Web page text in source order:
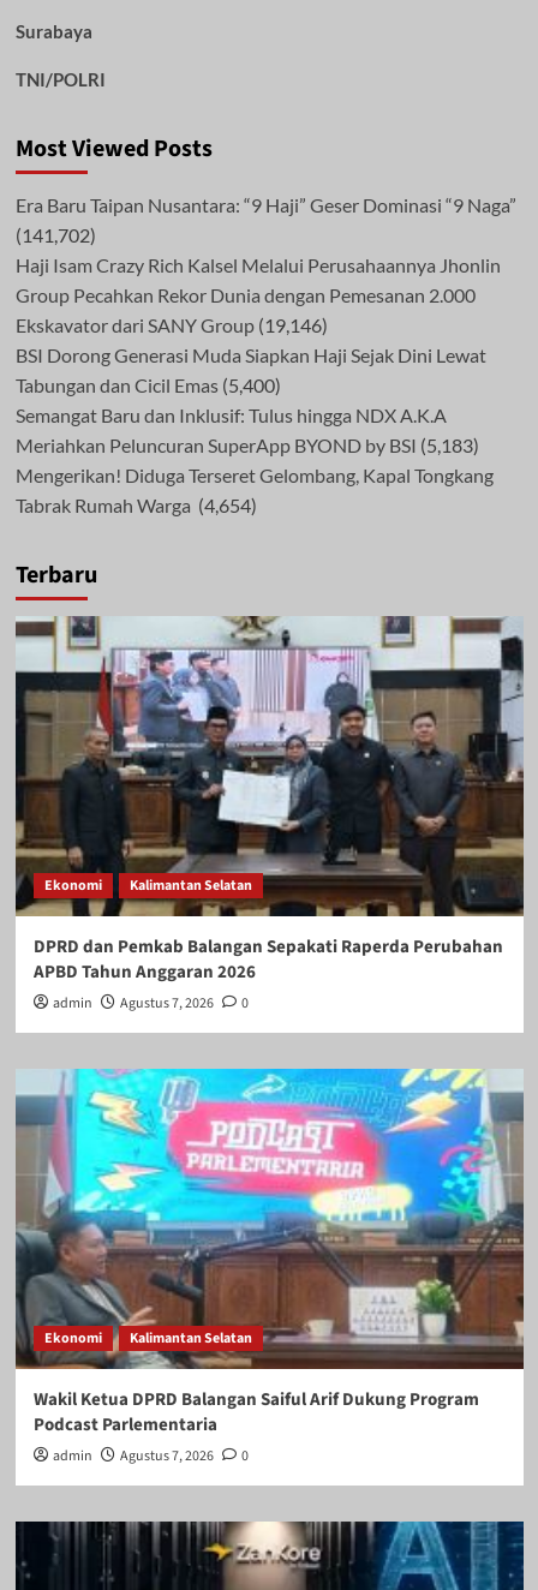
Surabaya
TNI/POLRI
Most Viewed Posts
Era Baru Taipan Nusantara: “9 Haji” Geser Dominasi “9 Naga”
(141,702)
Haji Isam Crazy Rich Kalsel Melalui Perusahaannya Jhonlin
Group Pecahkan Rekor Dunia dengan Pemesanan 2.000
Ekskavator dari SANY Group (19,146)
BSI Dorong Generasi Muda Siapkan Haji Sejak Dini Lewat
Tabungan dan Cicil Emas (5,400)
Semangat Baru dan Inklusif: Tulus hingga NDX A.K.A
Meriahkan Peluncuran SuperApp BYOND by BSI (5,183)
Mengerikan! Diduga Terseret Gelombang, Kapal Tongkang
Tabrak Rumah Warga (4,654)
Terbaru
Ekonomi Kalimantan Selatan
DPRD dan Pemkab Balangan Sepakati Raperda Perubahan
APBD Tahun Anggaran 2026
admin Agustus 7, 2026 0
Ekonomi Kalimantan Selatan
Wakil Ketua DPRD Balangan Saiful Arif Dukung Program
Podcast Parlementaria
admin Agustus 7, 2026 0